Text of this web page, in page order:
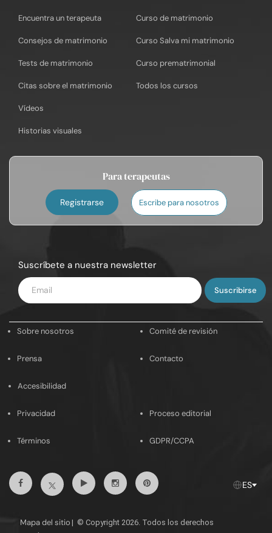
Encuentra un terapeuta
Consejos de matrimonio
Tests de matrimonio
Citas sobre el matrimonio
Vídeos
Historias visuales
Curso de matrimonio
Curso Salva mi matrimonio
Curso prematrimonial
Todos los cursos
Para terapeutas
Registrarse Escribe para nosotros
Suscríbete a nuestra newsletter
Introduce
tu
Sobre nosotros Comité de revisión
Prensa Contacto
Accesibilidad
Privacidad Proceso editorial
Términos GDPR/CCPA
FacebookTwitterYoutubeInstagramPinterest ES
Mapa del sitio | © Copyright 2026. Todos los derechos